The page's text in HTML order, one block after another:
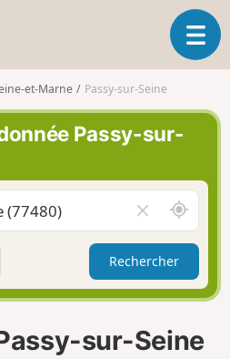
O
u
a
n
v
g
a
o
et-Marne Passy-sur-Seine
Passy-sur-
i
d
e
r
l
c
A
u
t
u
r
e
Rechercher
sur-Seine